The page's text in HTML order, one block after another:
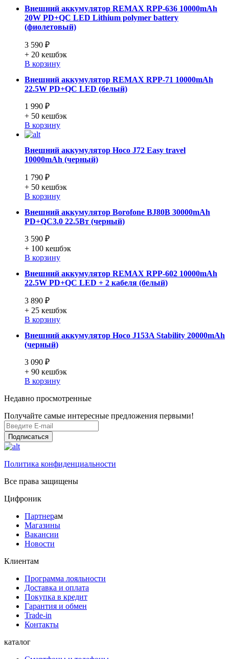
Внешний аккумулятор REMAX RPP-636 10000mAh
20W PD+QC LED Lithium polymer battery
(фиолетовый)
3 590 ₽
+ 20 кешбэк
В корзину
Внешний аккумулятор REMAX RPP-71 10000mAh
22.5W PD+QC LED (белый)
1 990 ₽
+ 50 кешбэк
В корзину
Внешний аккумулятор Hoco J72 Easy travel
10000mAh (черный)
1 790 ₽
+ 50 кешбэк
В корзину
Внешний аккумулятор Borofone BJ80B 30000mAh
PD+QC3.0 22.5Вт (черный)
3 590 ₽
+ 100 кешбэк
В корзину
Внешний аккумулятор REMAX RPP-602 10000mAh
22.5W PD+QC LED + 2 кабеля (белый)
3 890 ₽
+ 25 кешбэк
В корзину
Внешний аккумулятор Hoco J153A Stability 20000mAh
(черный)
3 090 ₽
+ 90 кешбэк
В корзину
Недавно просмотренные
Получайте самые интересные предложения первыми!
Подписаться
Политика конфиденциальности
Все права защищены
Цифроник
Партнерам
Магазины
Вакансии
Новости
Клиентам
Программа лояльности
Доставка и оплата
Покупка в кредит
Гарантия и обмен
Trade-in
Контакты
каталог